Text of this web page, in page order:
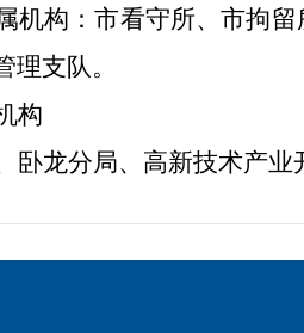
机构：市看守所、市拘
理支队。
构
卧龙分局、高新技术产